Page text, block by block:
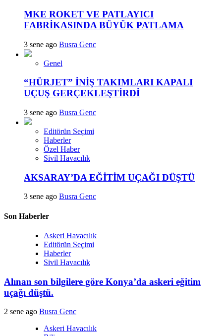
MKE ROKET VE PATLAYICI
FABRİKASINDA BÜYÜK PATLAMA
3 sene ago Busra Genc
Genel
“HÜRJET” İNİŞ TAKIMLARI KAPALI
UÇUŞ GERÇEKLEŞTİRDİ
3 sene ago Busra Genc
Editörün Seçimi
Haberler
Özel Haber
Sivil Havacılık
AKSARAY’DA EĞİTİM UÇAĞI DÜŞTÜ
3 sene ago Busra Genc
Son Haberler
Askeri Havacılık
Editörün Seçimi
Haberler
Sivil Havacılık
Alınan son bilgilere göre Konya’da askeri eğitim
uçağı düştü.
2 sene ago Busra Genc
Askeri Havacılık